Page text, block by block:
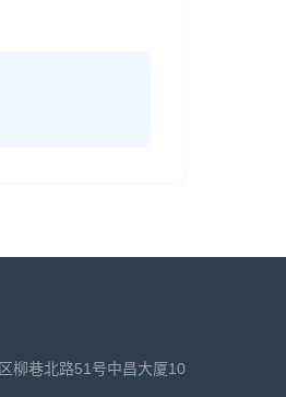
柳巷北路51号中昌大厦10